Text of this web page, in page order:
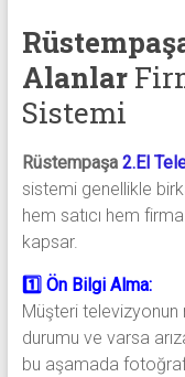
Alanlar
Sistemi
Rüstempaşa 2.El
sistemi genellikle
hem satıcı hem
kapsar.
1️⃣ Ön Bilgi Alma:
Müşteri televizyonun
durumu ve varsa
bu aşamada